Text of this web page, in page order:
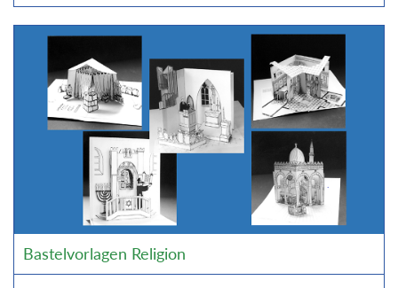
Bastelvorlagen Religion